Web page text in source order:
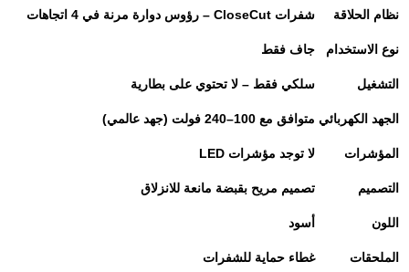
نظام الحلاقة شفرات رؤوس دوارة مرنة في 4 اتجاهات
نوع الاستخدام جاف فقط
التشغيل سلكي فقط – لا تحتوي على بطارية
الجهد الكهربائي متوافق مع 100–240 فولت (جهد عالمي)
المؤشرات لا توجد مؤشرات
التصميم تصميم مريح بقبضة مانعة للانزلاق
اللون أسود
الملحقات غطاء حماية للشفرات